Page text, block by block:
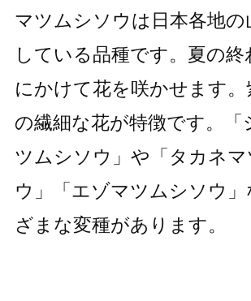
マツムシソウは日本各地の
している品種です。夏の終
にかけて花を咲かせます
の繊細な花が特徴です。「
ツムシソウ」や「タカネマ
ウ」「エゾマツムシソウ」
ざまな変種があります。